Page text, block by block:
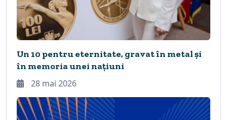
Un 10 pentru eternitate, gravat în metal și
în memoria unei națiuni
28 mai 2026